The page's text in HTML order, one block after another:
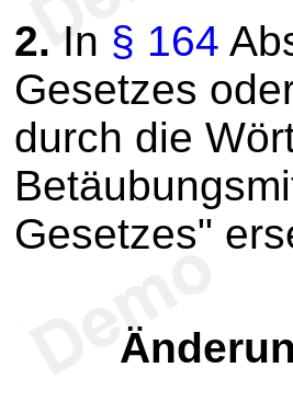
2. In § 164
Gesetzes
durch die
Gesetzes"